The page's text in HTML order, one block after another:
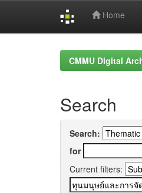
Home
CMMU Digital
Search
Search:
for
Current filters: